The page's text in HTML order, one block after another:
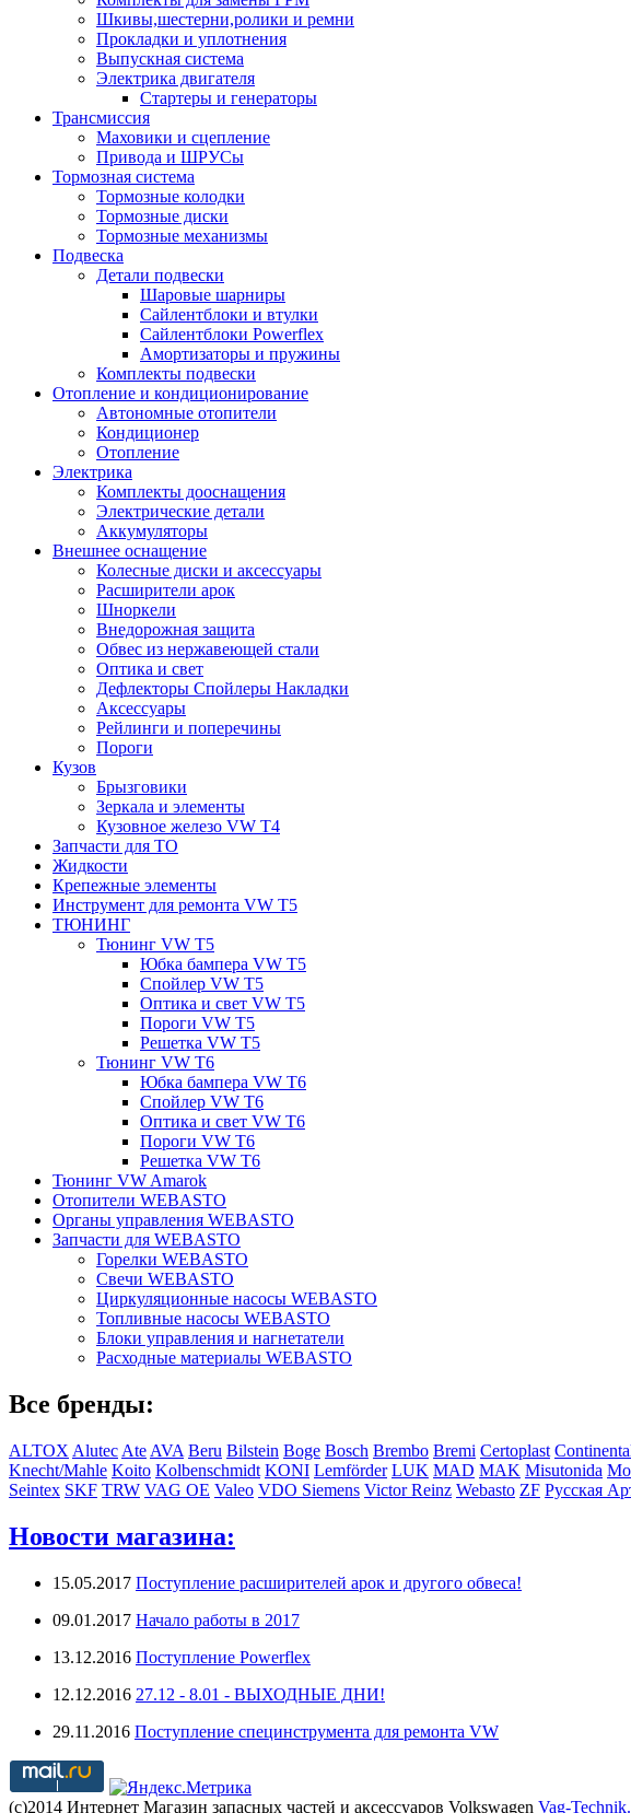
Шкивы,шестерни,ролики и ремни
Прокладки и уплотнения
Выпускная система
Электрика двигателя
Стартеры и генераторы
Трансмиссия
Маховики и сцепление
Привода и ШРУСы
Тормозная система
Тормозные колодки
Тормозные диски
Тормозные механизмы
Подвеска
Детали подвески
Шаровые шарниры
Сайлентблоки и втулки
Сайлентблоки Powerflex
Амортизаторы и пружины
Комплекты подвески
Отопление и кондиционирование
Автономные отопители
Кондиционер
Отопление
Электрика
Комплекты дооснащения
Электрические детали
Аккумуляторы
Внешнее оснащение
Колесные диски и аксессуары
Расширители арок
Шноркели
Внедорожная защита
Обвес из нержавеющей стали
Оптика и свет
Дефлекторы Спойлеры Накладки
Аксессуары
Рейлинги и поперечины
Пороги
Кузов
Брызговики
Зеркала и элементы
Кузовное железо VW T4
Запчасти для ТО
Жидкости
Крепежные элементы
Инструмент для ремонта VW T5
ТЮНИНГ
Тюнинг VW T5
Юбка бампера VW T5
Спойлер VW T5
Оптика и свет VW T5
Пороги VW T5
Решетка VW T5
Тюнинг VW T6
Юбка бампера VW T6
Спойлер VW T6
Оптика и свет VW T6
Пороги VW T6
Решетка VW T6
Тюнинг VW Amarok
Отопители WEBASTO
Органы управления WEBASTO
Запчасти для WEBASTO
Горелки WEBASTO
Свечи WEBASTO
Циркуляционные насосы WEBASTO
Топливные насосы WEBASTO
Блоки управления и нагнетатели
Расходные материалы WEBASTO
Все бренды:
ALTOX Alutec Ate AVA Beru Bilstein Boge Bosch Brembo Bremi Certoplast
Knecht/Mahle Koito Kolbenschmidt KONI Lemförder LUK MAD MAK Misutonida
Seintex SKF TRW VAG OE Valeo VDO Siemens Victor Reinz Webasto ZF Русская
Новости магазина:
15.05.2017 Поступление расширителей арок и другого обвеса!
09.01.2017 Начало работы в 2017
13.12.2016 Поступление Powerflex
12.12.2016 27.12 - 8.01 - ВЫХОДНЫЕ ДНИ!
29.11.2016 Поступление специнструмента для ремонта VW
(с)2014 Интернет Магазин запасных частей и аксессуаров Volkswagen Vag-